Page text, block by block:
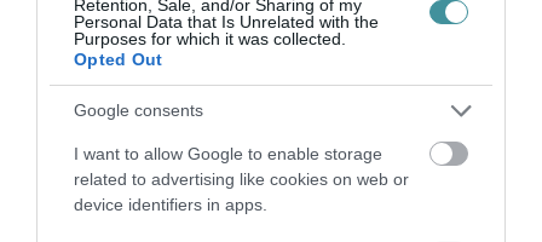
Retention, Sale, and/or Sharing of my
Personal Data that Is Unrelated with the
Purposes for which it was collected.
Opted Out
Google consents
I want to allow Google to enable storage
related to advertising like cookies on web or
device identifiers in apps.
HALMENTÉS SZARVASKŐNÉL: ŐSHONOS
ÉS VÉDETT HALAKAT MENTETT...
2026. augusztus 07|Környék ügye